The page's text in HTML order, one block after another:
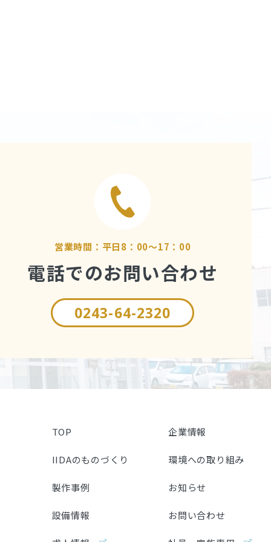
営業時間：平日8：00～17：00
電話でのお問い合わせ
0243-64-2320
TOP
IIDAのものづくり
製作事例
設備情報
企業情報
環境への取り組み
お知らせ
お問い合わせ